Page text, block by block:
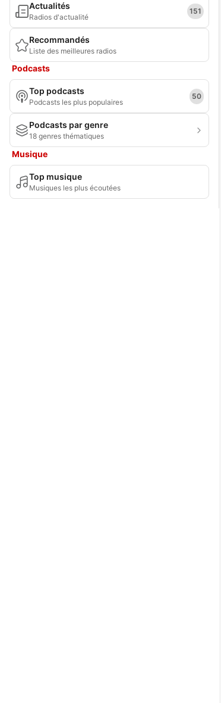
Actualités
Radios d'actualité
151
Recommandés
Liste des meilleures radios
Podcasts
Top podcasts
Podcasts les plus populaires
50
Podcasts par genre
18 genres thématiques
Musique
Top musique
Musiques les plus écoutées